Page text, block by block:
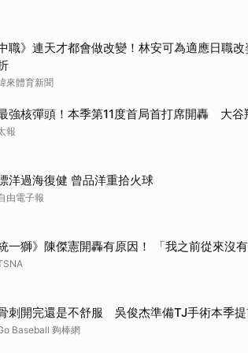
職》連天才都會做改變！林安可為適應日職
來體育新聞
強核彈頭！本季第11度首局首打席開轟 大谷
報
洋過海復健 曾品洋重拾火球
由電子報
一獅》陳傑憲開轟有原因！ 「我之前從來沒有
刺開完還是不舒服 吳俊杰準備TJ手術本季提
Baseball 夠棒網